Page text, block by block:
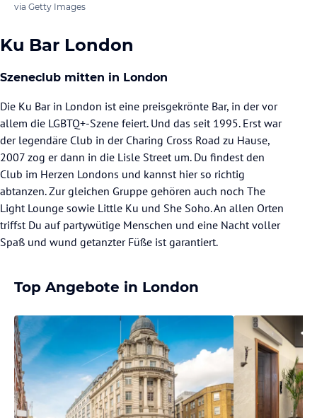
via Getty Images
Ku Bar London
Szeneclub mitten in London
Die Ku Bar in London ist eine preisgekrönte Bar, in der vor
allem die LGBTQ+-Szene feiert. Und das seit 1995. Erst war
der legendäre Club in der Charing Cross Road zu Hause,
2007 zog er dann in die Lisle Street um. Du findest den
Club im Herzen Londons und kannst hier so richtig
abtanzen. Zur gleichen Gruppe gehören auch noch The
Light Lounge sowie Little Ku und She Soho. An allen Orten
triffst Du auf partywütige Menschen und eine Nacht voller
Spaß und wund getanzter Füße ist garantiert.
Top Angebote in London